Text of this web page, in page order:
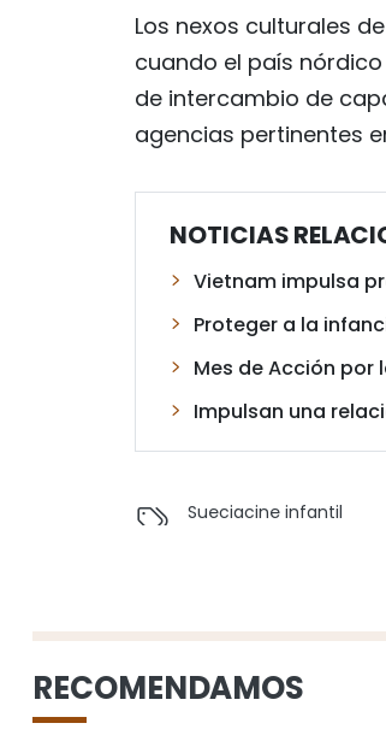
Los nexos culturales
cuando el país
de intercambio de
agencias pertinentes
NOTICIAS
Vietnam impulsa
Proteger a la
Mes de Acción por
Impulsan una
Sueciacine infantil
RECOMENDAMOS